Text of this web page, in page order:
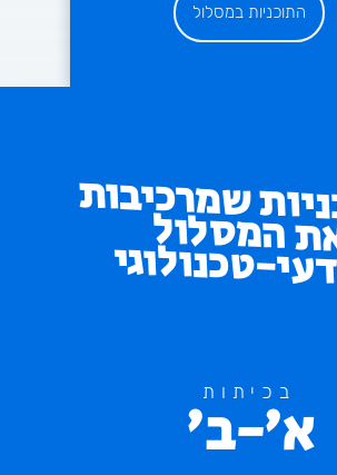
התוכניות במסלול
שמרכיבות
המסלול
טכנולוגי
בכיתות
א'-ב'